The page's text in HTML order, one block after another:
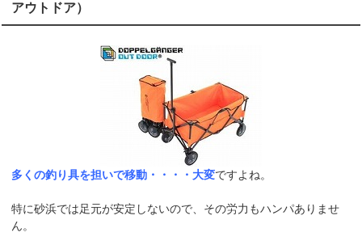
アウトドア）
多くの釣り具を担いで移動・・・・大変ですよね。
特に砂浜では足元が安定しないので、その労力もハンパありませ
ん。